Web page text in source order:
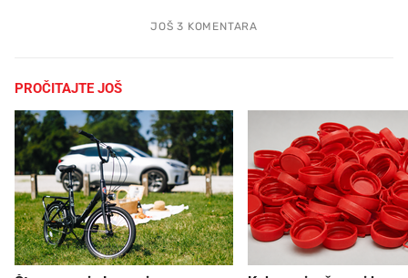
JOŠ 3 KOMENTARA
PROČITAJTE JOŠ